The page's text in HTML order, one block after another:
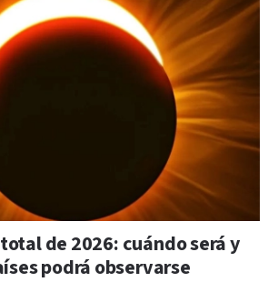
de 2026: cuándo será y
podrá observarse